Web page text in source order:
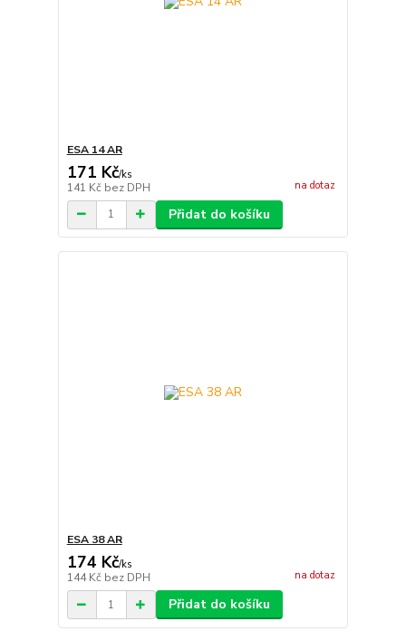
ESA 14 AR
171 Kč/ks
141 Kč bez DPH na dotaz
Přidat do košíku
ESA 38 AR
174 Kč/ks
144 Kč bez DPH na dotaz
Přidat do košíku